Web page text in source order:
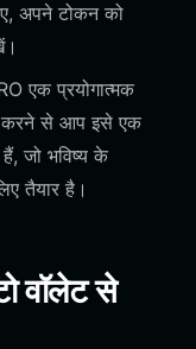
अपने टोकन को
एक प्रयोगात्मक
करने से आप इसे एक
जो भविष्य के
तैयार है।
वॉलेट से